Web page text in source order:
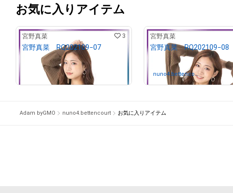
お気に入りアイテム
宮野真菜 3
宮野真菜 RQ202109−07
10,000
売出し（初回販売）
宮野真菜
宮野真菜 RQ202109−08
nuno4.bettencour さんが保有中
Adam byGMO nuno4.bettencourt お気に入りアイテム